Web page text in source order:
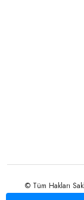
© Tüm Hakları